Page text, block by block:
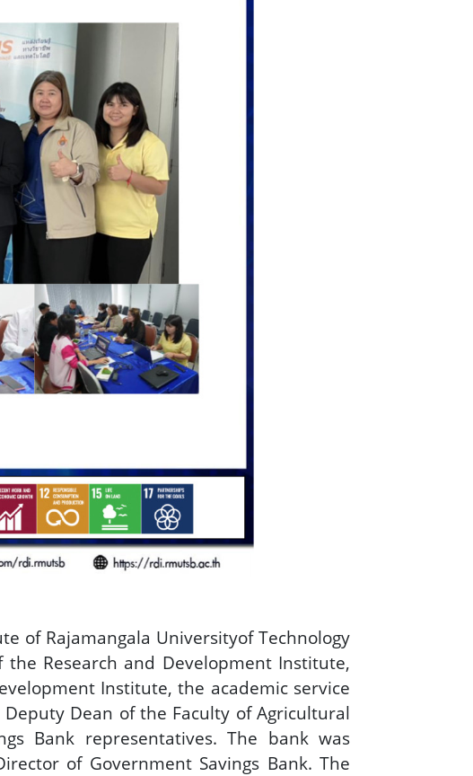
of Rajamangala Universityof Technology
Research and Development Institute,
Institute, the academic service
Dean of the Faculty of Agricultural
Bank representatives. The bank was
of Government Savings Bank. The